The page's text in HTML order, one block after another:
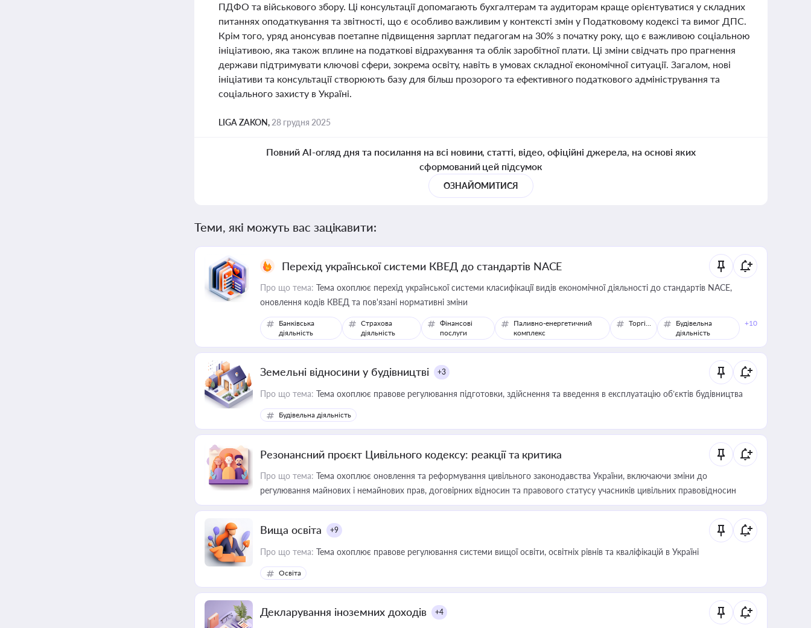
ПДФО та військового збору. Ці консультації допомагають бухгалтерам та аудиторам краще орієнтуватися у складних
питаннях оподаткування та звітності, що є особливо важливим у контексті змін у Податковому кодексі та вимог ДПС.
Крім того, уряд анонсував поетапне підвищення зарплат педагогам на 30% з початку року, що є важливою соціальною
ініціативою, яка також вплине на податкові відрахування та облік заробітної плати. Ці зміни свідчать про прагнення
держави підтримувати ключові сфери, зокрема освіту, навіть в умовах складної економічної ситуації. Загалом, нові
ініціативи та консультації створюють базу для більш прозорого та ефективного податкового адміністрування та
соціального захисту в Україні.
LIGA ZAKON, 28 грудня 2025
Повний AI-огляд дня та посилання на всі новини, статті, відео, офіційні джерела, на основі яких
сформований цей підсумок
ОЗНАЙОМИТИСЯ
Теми, які можуть вас зацікавити:
Перехід української системи КВЕД до стандартів NACE
Про що тема: Тема охоплює перехід української системи класифікації видів економічної діяльності до стандартів NACE,
оновлення кодів КВЕД та пов'язані нормативні зміни
Банківська
діяльність
Страхова
діяльність
Фінансові
послуги
Паливно-енергетичний
комплекс
Торгівля
Будівельна
діяльність
+10
Земельні відносини у будівництві +3
Про що тема: Тема охоплює правове регулювання підготовки, здійснення та введення в експлуатацію об’єктів будівництва
Будівельна діяльність
Резонансний проєкт Цивільного кодексу: реакції та критика
Про що тема: Тема охоплює оновлення та реформування цивільного законодавства України, включаючи зміни до
регулювання майнових і немайнових прав, договірних відносин та правового статусу учасників цивільних правовідносин
Вища освіта +9
Про що тема: Тема охоплює правове регулювання системи вищої освіти, освітніх рівнів та кваліфікацій в Україні
Освіта
Декларування іноземних доходів +4